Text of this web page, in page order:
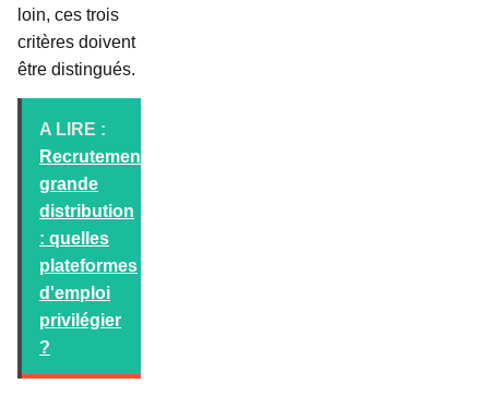
loin, ces trois
critères doivent
être distingués.
A LIRE :
Recrutement
grande
distribution
: quelles
plateformes
d'emploi
privilégier
?